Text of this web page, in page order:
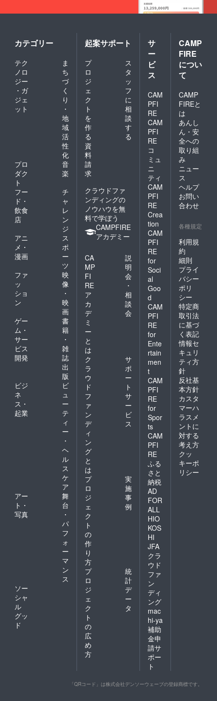
カテゴリー
テク
ノロ
ジー
・ガ
ジェ
ット
ま
ち
づ
く
り
・
地
域
活
性
化
プロ
ダク
ト
音
楽
フー
ド・
飲食
店
チ
ャ
レ
ン
ジ
アニ
メ・
漫画
ス
ポ
ー
ツ
ファ
ッ
ショ
ン
映
像
・
映
画
ゲー
ム・
サー
ビス
開発
書
籍
・
雑
誌
出
版
ビジ
ネ
ス・
起業
ビ
ュ
ー
テ
ィ
ー
・
ヘ
ル
ス
ケ
ア
アー
ト・
写真
舞
台
・
パ
フ
ォ
ー
マ
ン
ス
ソー
シャ
ル
グッ
ド
起案サポート
プ
ロ
ジ
ェ
ク
ト
を
作
る
ス
タ
ッ
フ
に
相
談
す
る
資
料
請
求
クラウドファ
ンディングの
ノウハウを無
料で学ぼう
CAMPFIRE
アカデミー
CA
MP
FI
RE
ア
カ
デ
ミ
ー
と
は
説
明
会
・
相
談
会
ク
ラ
ウ
ド
フ
ァ
ン
デ
ィ
ン
グ
と
は
サ
ポ
ー
ト
サ
ー
ビ
ス
プ
ロ
ジ
ェ
ク
ト
の
作
り
方
実
施
事
例
プ
ロ
ジ
ェ
ク
ト
の
広
め
方
統
計
デ
ー
タ
サ
ー
ビ
ス
CAM
PFI
RE
CAM
PFI
RE
コ
ミュ
ニ
ティ
CAM
PFI
RE
Crea
tion
CAM
PFI
RE
for
Soci
al
Goo
d
CAM
PFI
RE
for
Ente
rtain
men
t
CAM
PFI
RE
for
Spor
ts
CAM
PFI
RE
ふる
さと
納税
AD
FOR
ALL
HIO
KOS
HI
JFA
クラ
ウド
ファ
ン
ディ
ング
mac
hi-ya
補助
金申
請サ
ポー
ト
CAMP
FIRE
につい
て
CAMP
FIREと
は
あんし
ん・安
全への
取り組
み
ニュー
ス
ヘルプ
お問い
合わせ
各種規定
利用規
約
細則
プライ
バシー
ポリ
シー
特定商
取引法
に基づ
く表記
情報セ
キュリ
ティ方
針
反社基
本方針
カスタ
マーハ
ラスメ
ントに
対する
考え方
クッ
キーポ
リシー
「QRコード」は株式会社デンソーウェーブの登録商標です。